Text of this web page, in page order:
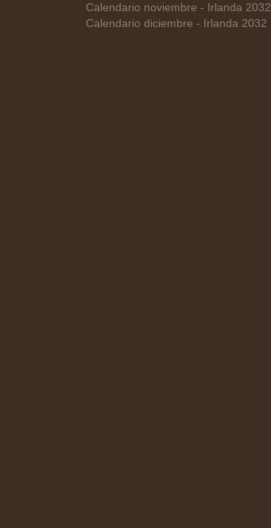
Calendario noviembre - Irlanda 2032
Calendario diciembre - Irlanda 2032